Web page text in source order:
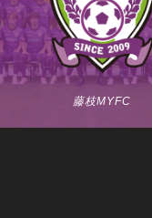
藤枝MYFC